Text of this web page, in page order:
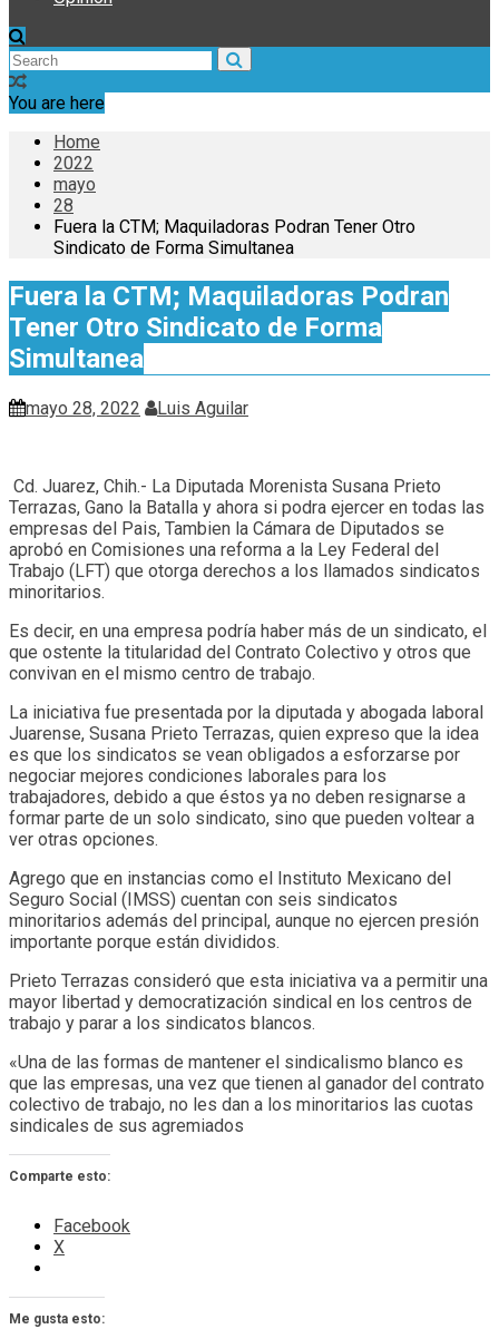
You are here
Home
2022
mayo
28
Fuera la CTM; Maquiladoras Podran Tener Otro
Sindicato de Forma Simultanea
Fuera la CTM; Maquiladoras Podran
Tener Otro Sindicato de Forma
Simultanea
mayo 28, 2022 Luis Aguilar
Cd. Juarez, Chih.- La Diputada Morenista Susana Prieto
Terrazas, Gano la Batalla y ahora si podra ejercer en todas las
empresas del Pais, Tambien la Cámara de Diputados se
aprobó en Comisiones una reforma a la Ley Federal del
Trabajo (LFT) que otorga derechos a los llamados sindicatos
minoritarios.
Es decir, en una empresa podría haber más de un sindicato, el
que ostente la titularidad del Contrato Colectivo y otros que
convivan en el mismo centro de trabajo.
La iniciativa fue presentada por la diputada y abogada laboral
Juarense, Susana Prieto Terrazas, quien expreso que la idea
es que los sindicatos se vean obligados a esforzarse por
negociar mejores condiciones laborales para los
trabajadores, debido a que éstos ya no deben resignarse a
formar parte de un solo sindicato, sino que pueden voltear a
ver otras opciones.
Agrego que en instancias como el Instituto Mexicano del
Seguro Social (IMSS) cuentan con seis sindicatos
minoritarios además del principal, aunque no ejercen presión
importante porque están divididos.
Prieto Terrazas consideró que esta iniciativa va a permitir una
mayor libertad y democratización sindical en los centros de
trabajo y parar a los sindicatos blancos.
«Una de las formas de mantener el sindicalismo blanco es
que las empresas, una vez que tienen al ganador del contrato
colectivo de trabajo, no les dan a los minoritarios las cuotas
sindicales de sus agremiados
Comparte esto:
Facebook
X
Me gusta esto: